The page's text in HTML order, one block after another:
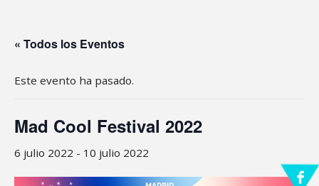
« Todos los Eventos
Este evento ha pasado.
Mad Cool Festival 2022
6 julio 2022 - 10 julio 2022